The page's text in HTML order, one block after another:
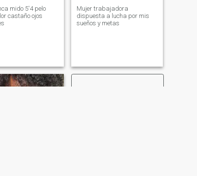
mido 5'4 pelo
castaño ojos
Mujer trabajadora
dispuesta a lucha por mis
sueños y metas